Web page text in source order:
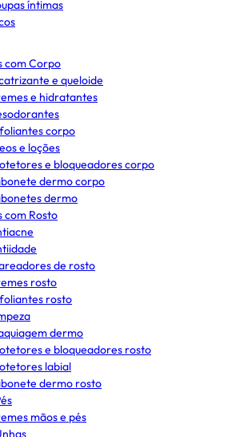
íntimas
com Corpo
e queloide
e hidratantes
corpo
e loções
e bloqueadores corpo
dermo corpo
dermo
com Rosto
de rosto
rosto
rosto
dermo
e bloqueadores rosto
labial
dermo rosto
mãos e pés